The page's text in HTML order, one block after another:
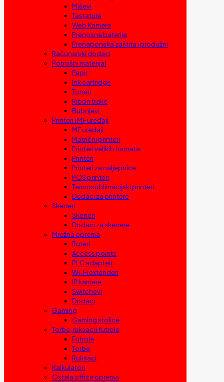
Miševi
Tastature
Web Kamere
Prenosne baterije
Prenaponska zaštita i produžni
Računarski dodaci
Potrošni materijal
Papir
Ink cartridge
Toneri
Ribon trake
Bubnjevi
Printeri i MF uređaji
MF uređaji
Matrični printeri
Printeri velikih formata
Printeri
Printeri za naljepnice
POS printeri
Termosublimacijski printeri
Dodaci za printere
Skeneri
Skeneri
Dodaci za skenere
Mrežna oprema
Ruteri
Access points
PLC adapteri
Wi-Fi extenderi
IP kamere
Switchevi
Dodaci
Gaming
Gaming stolice
Torbe, ruksaci i futrole
Futrole
Torbe
Ruksaci
Kalkulatori
Ostala office oprema